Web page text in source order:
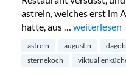
astrein, welches erst im
hatte, aus … weiterlesen
astrein augustin
sternekoch